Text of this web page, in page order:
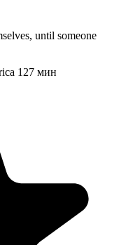
until someone
127 мин